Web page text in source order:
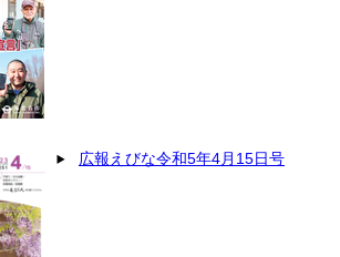
広報えびな令和5年4月15日号